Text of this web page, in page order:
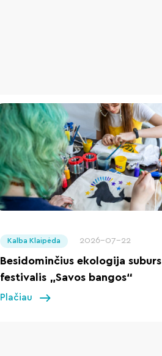
Kalba Klaipėda 2026-07-22
Besidominčius ekologija suburs
festivalis „Savos bangos“
Plačiau